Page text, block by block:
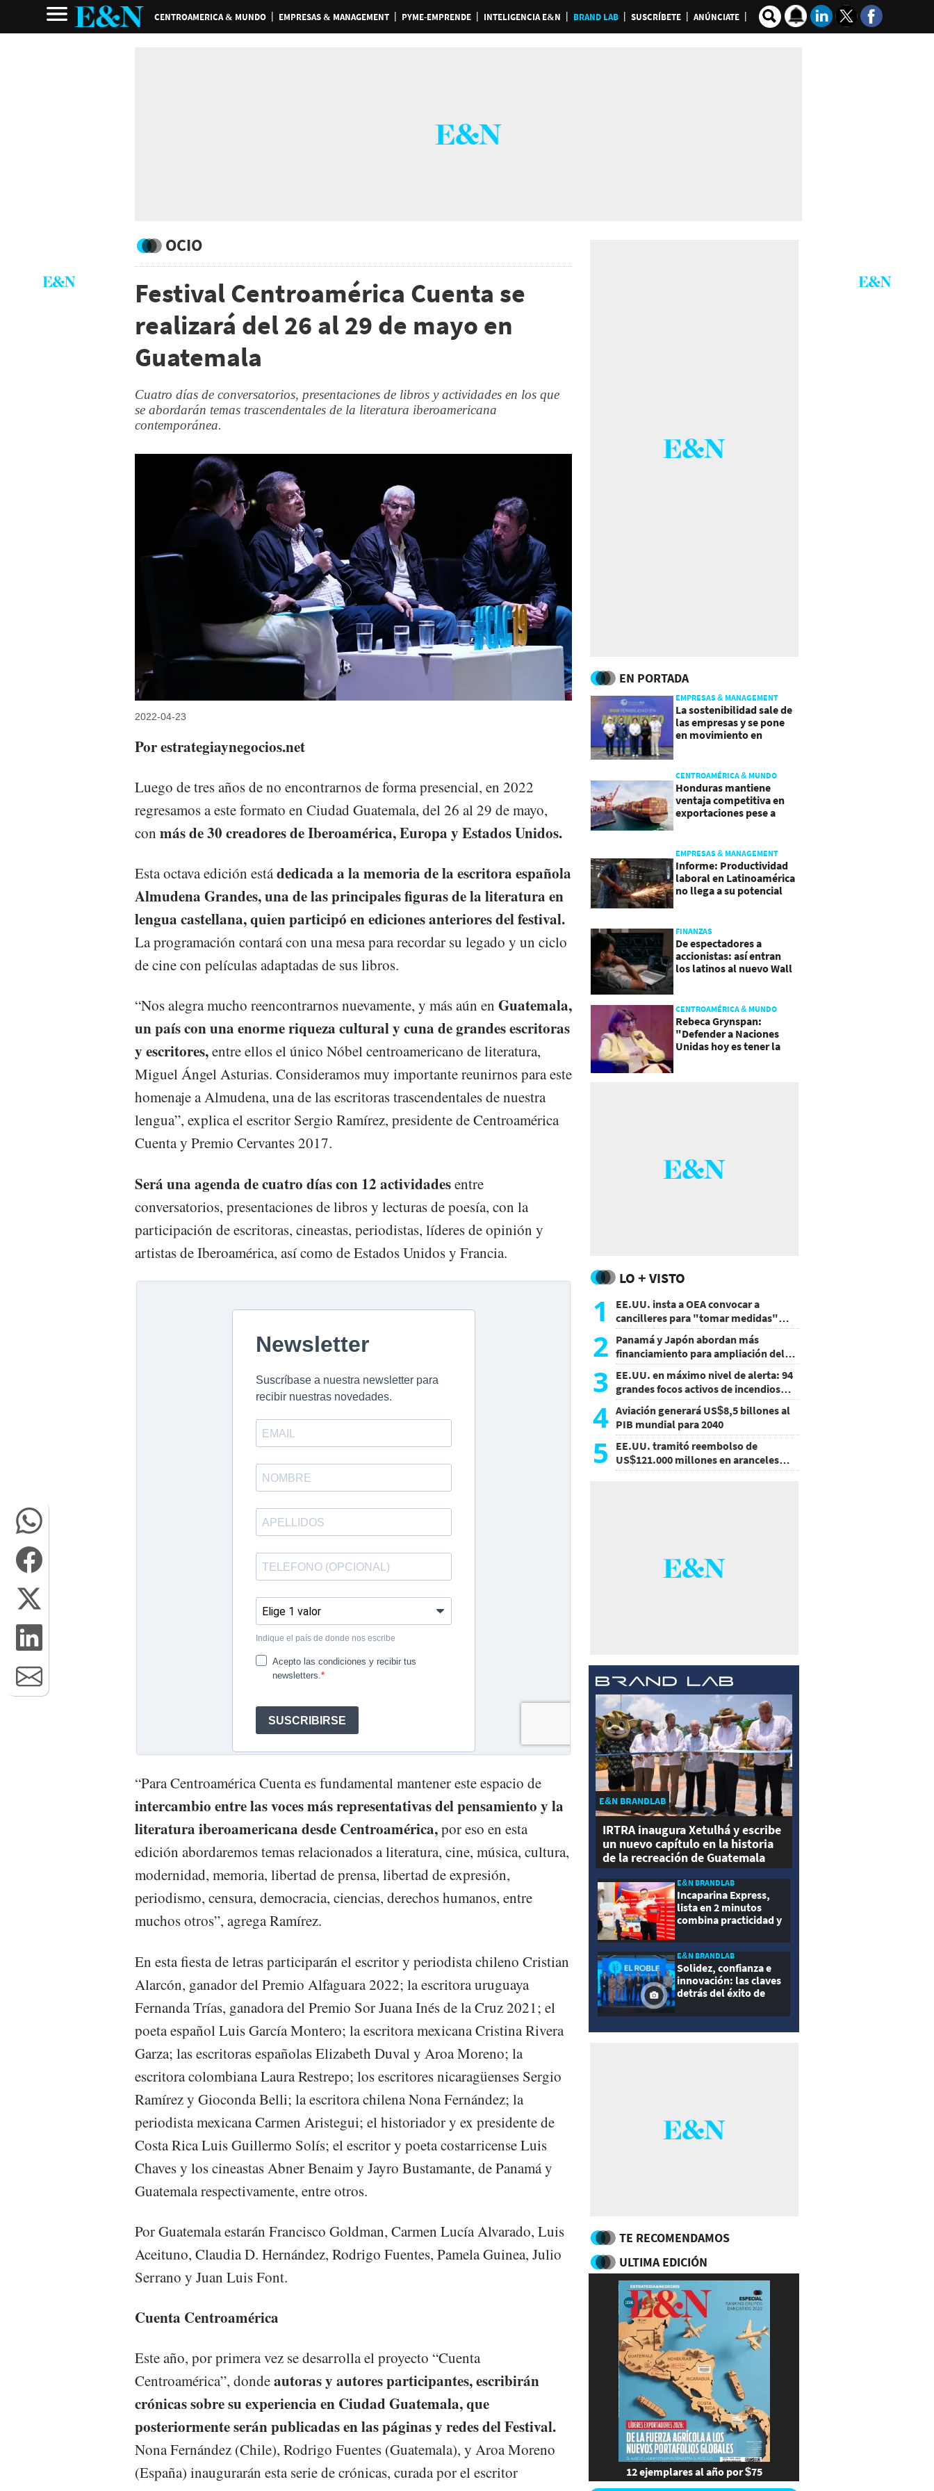
CENTROAMERICA & MUNDO EMPRESAS & MANAGEMENT PYME-EMPRENDE INTELIGENCIA E&N BRAND LAB SUSCRÍBETE ANÚNCIATE
OCIO
Festival Centroamérica Cuenta se
realizará del 26 al 29 de mayo en
Guatemala
Cuatro días de conversatorios, presentaciones de libros y actividades en los que
se abordarán temas trascendentales de la literatura iberoamericana
contemporánea.
2022-04-23
Por estrategiaynegocios.net
Luego de tres años de no encontrarnos de forma presencial, en 2022
regresamos a este formato en Ciudad Guatemala, del 26 al 29 de mayo,
con más de 30 creadores de Iberoamérica, Europa y Estados Unidos.
Esta octava edición estádedicada a la memoria de la escritora española
Almudena Grandes, una de las principales figuras de la literatura en
lengua castellana, quien participó en ediciones anteriores del festival.
La programación contará con una mesa para recordar su legado y un ciclo
de cine con películas adaptadas de sus libros.
“Nos alegra mucho reencontrarnos nuevamente, y más aún en Guatemala,
un país con una enorme riqueza cultural y cuna de grandes escritoras
y escritores,entre ellos el único Nóbel centroamericano de literatura,
Miguel Ángel Asturias. Consideramos muy importante reunirnos para este
homenaje a Almudena, una de las escritoras trascendentales de nuestra
lengua”, explica el escritor Sergio Ramírez, presidente de Centroamérica
Cuenta y Premio Cervantes 2017.
Será una agenda de cuatro días con 12 actividadesentre
conversatorios, presentaciones de libros y lecturas de poesía, con la
participación de escritoras, cineastas, periodistas, líderes de opinión y
artistas de Iberoamérica, así como de Estados Unidos y Francia.
“Para Centroamérica Cuenta es fundamental mantener este espacio de
intercambio entre las voces más representativas del pensamiento y la
literatura iberoamericana desde Centroamérica,por eso en esta
edición abordaremos temas relacionados a literatura, cine, música, cultura,
modernidad, memoria, libertad de prensa, libertad de expresión,
periodismo, censura, democracia, ciencias, derechos humanos, entre
muchos otros”, agrega Ramírez.
En esta fiesta de letras participarán el escritor y periodista chileno Cristian
Alarcón, ganador del Premio Alfaguara 2022; la escritora uruguaya
Fernanda Trías, ganadora del Premio Sor Juana Inés de la Cruz 2021; el
poeta español Luis García Montero; la escritora mexicana Cristina Rivera
Garza; las escritoras españolas Elizabeth Duval y Aroa Moreno; la
escritora colombiana Laura Restrepo; los escritores nicaragüenses Sergio
Ramírez y Gioconda Belli; la escritora chilena Nona Fernández; la
periodista mexicana Carmen Aristegui; el historiador y ex presidente de
Costa Rica Luis Guillermo Solís; el escritor y poeta costarricense Luis
Chaves y los cineastas Abner Benaim y Jayro Bustamante, de Panamá y
Guatemala respectivamente, entre otros.
Por Guatemala estarán Francisco Goldman, Carmen Lucía Alvarado, Luis
Aceituno, Claudia D. Hernández, Rodrigo Fuentes, Pamela Guinea, Julio
Serrano y Juan Luis Font.
Cuenta Centroamérica
Este año, por primera vez se desarrolla el proyecto “Cuenta
Centroamérica”, dondeautoras y autores participantes, escribirán
crónicas sobre su experiencia en Ciudad Guatemala, que
posteriormente serán publicadas en las páginas y redes del Festival.
Nona Fernández (Chile), Rodrigo Fuentes (Guatemala), y Aroa Moreno
(España) inaugurarán esta serie de crónicas, curada por el escritor
EN PORTADA
EMPRESAS & MANAGEMENT
La sostenibilidad sale de
las empresas y se pone
en movimiento en
CENTROAMÉRICA & MUNDO
Honduras mantiene
ventaja competitiva en
exportaciones pese a
EMPRESAS & MANAGEMENT
Informe: Productividad
laboral en Latinoamérica
no llega a su potencial
FINANZAS
De espectadores a
accionistas: así entran
los latinos al nuevo Wall
CENTROAMÉRICA & MUNDO
Rebeca Grynspan:
"Defender a Naciones
Unidas hoy es tener la
LO + VISTO
1
EE.UU. insta a OEA convocar a
cancilleres para "tomar medidas"
sobre Nicaragua
2 Panamá y Japón abordan más
financiamiento para ampliación del
metro
3 EE.UU. en máximo nivel de alerta: 94
grandes focos activos de incendios
forestales
4 Aviación generará US$8,5 billones al
PIB mundial para 2040
5
EE.UU. tramitó reembolso de
US$121.000 millones en aranceles
anulados
E&N BRANDLAB
IRTRA inaugura Xetulhá y escribe
un nuevo capítulo en la historia
de la recreación de Guatemala
E&N BRANDLAB
Incaparina Express,
lista en 2 minutos
combina practicidad y
E&N BRANDLAB
Solidez, confianza e
innovación: las claves
detrás del éxito de
TE RECOMENDAMOS
ULTIMA EDICIÓN
12 ejemplares al año por $75